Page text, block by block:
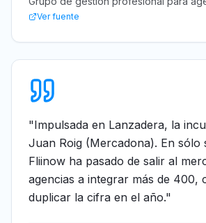
Ver fuente
"Impulsada en Lanzadera, la
Juan Roig (Mercadona). En sólo
Fliinow ha pasado de salir al
agencias a integrar más de 400,
duplicar la cifra en el año."